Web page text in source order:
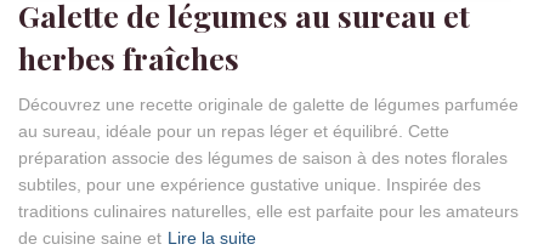
Galette de légumes au sureau et
herbes fraîches
Découvrez une recette originale de galette de légumes parfumée
au sureau, idéale pour un repas léger et équilibré. Cette
préparation associe des légumes de saison à des notes florales
subtiles, pour une expérience gustative unique. Inspirée des
traditions culinaires naturelles, elle est parfaite pour les amateurs
de cuisine saine et Lire la suite